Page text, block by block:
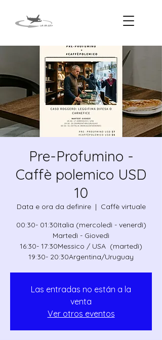
Pre-Profumino -
Caffè polemico USD
10
Data e ora da definire
  |
Caffè virtuale
00:30- 01:30Italia (mercoledì - venerdì)
Martedì - Giovedì
16:30- 17:30Messico / USA (martedì)
19:30- 20:30Argentina/Uruguay
Las entradas no están a la
venta
Ver otros eventos